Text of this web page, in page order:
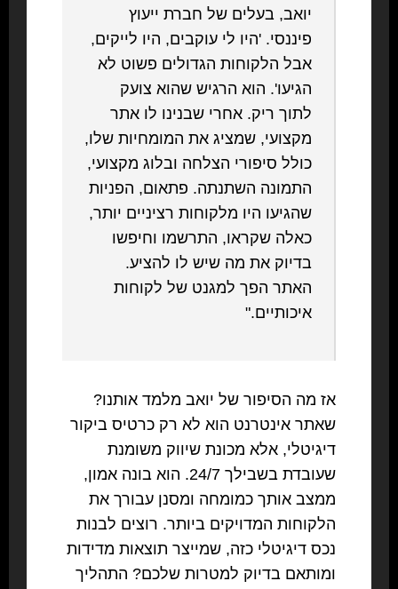
יואב, בעלים של חברת ייעוץ
פיננסי. 'היו לי עוקבים, היו לייקים,
אבל הלקוחות הגדולים פשוט לא
הגיעו'. הוא הרגיש שהוא צועק
לתוך ריק. אחרי שבנינו לו אתר
מקצועי, שמציג את המומחיות שלו,
כולל סיפורי הצלחה ובלוג מקצועי,
התמונה השתנתה. פתאום, הפניות
שהגיעו היו מלקוחות רציניים יותר,
כאלה שקראו, התרשמו וחיפשו
בדיוק את מה שיש לו להציע.
האתר הפך למגנט של לקוחות
איכותיים."
אז מה הסיפור של יואב מלמד אותנו?
שאתר אינטרנט הוא לא רק כרטיס ביקור
דיגיטלי, אלא מכונת שיווק משומנת
שעובדת בשבילך 24/7. הוא בונה אמון,
ממצב אותך כמומחה ומסנן עבורך את
הלקוחות המדויקים ביותר. רוצים לבנות
נכס דיגיטלי כזה, שמייצר תוצאות מדידות
ומותאם בדיוק למטרות שלכם? התהליך